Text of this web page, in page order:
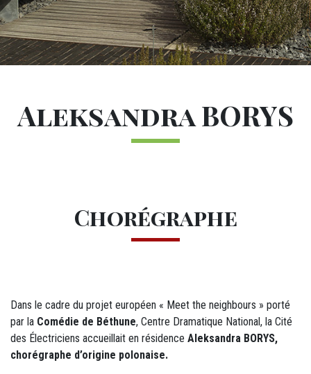
Aleksandra BORYS
Chorégraphe
Dans le cadre du projet européen « Meet the neighbours » porté
par la Comédie de Béthune, Centre Dramatique National, la Cité
des Électriciens accueillait en résidence Aleksandra BORYS,
chorégraphe d’origine polonaise.